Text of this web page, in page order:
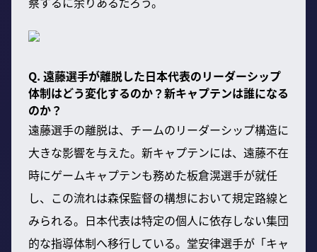
Q. 遠藤選手が離脱した日本代表のリーダーシップ
体制はどう変化するのか？新キャプテンは誰になる
のか？
遠藤選手の離脱は、チームのリーダーシップ構造に
大きな影響を与えた。新キャプテンには、遠藤不在
時にゲームキャプテンも務めた板倉滉選手が就任
し、この流れは森保監督の構想において規定路線と
みられる。日本代表は特定の個人に依存しない集団
的な指導体制へ移行している。堂安律選手が「キャ